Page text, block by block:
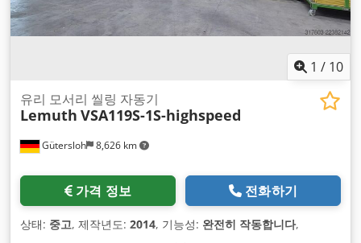
1 / 10
Gütersloh 8,626 km
유리 모서리 씰링 자동기
Lemuth VSA119S-1S-highspeed
가격 정보 전화하기
상태: 중고, 제작년도: 2014, 기능성: 완전히 작동합니다,